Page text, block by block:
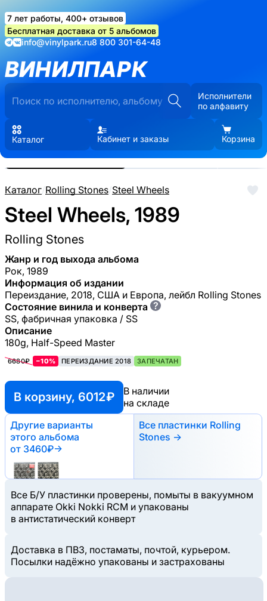
7 лет работы, 400+ отзывов
Бесплатная доставка от 5 альбомов
info@vinylpark.ru8 800 301-64-48
ВИНИЛПАРК
Исполнители
по алфавиту
Каталог Кабинет и заказы Корзина
Каталог/Rolling Stones/Steel Wheels
Steel Wheels, 1989
Rolling Stones
Жанр и год выхода альбома
Рок, 1989
Информация об издании
Переиздание, 2018, США и Европа, лейбл Rolling Stones
Состояние винила и конверта ?
SS, фабричная упаковка / SS
Описание
180g, Half-Speed Master
6680₽ −10% ПЕРЕИЗДАНИЕ 2018 ЗАПЕЧАТАН
В корзину, 6012 ₽
В наличии
на складе
Другие варианты
этого альбома
от 3460₽→
Все пластинки Rolling
Stones →
Все Б/У пластинки проверены, помыты в вакуумном
аппарате Okki Nokki RCM и упакованы
в антистатический конверт
Доставка в ПВЗ, постаматы, почтой, курьером.
Посылки надёжно упакованы и застрахованы
Реальные фото пластинки.
Нажмите, чтобы увеличить